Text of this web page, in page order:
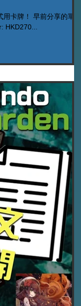
用卡牌！ 早前分享的單人